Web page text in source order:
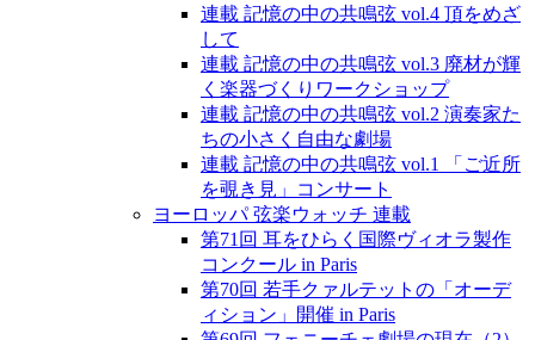
連載 記憶の中の共鳴弦 vol.4 頂をめざ
して
連載 記憶の中の共鳴弦 vol.3 廃材が輝
く楽器づくりワークショップ
連載 記憶の中の共鳴弦 vol.2 演奏家た
ちの小さく自由な劇場
連載 記憶の中の共鳴弦 vol.1 「ご近所
を覗き見」コンサート
ヨーロッパ 弦楽ウォッチ 連載
第71回 耳をひらく国際ヴィオラ製作
コンクール in Paris
第70回 若手クァルテットの「オーデ
ィション」開催 in Paris